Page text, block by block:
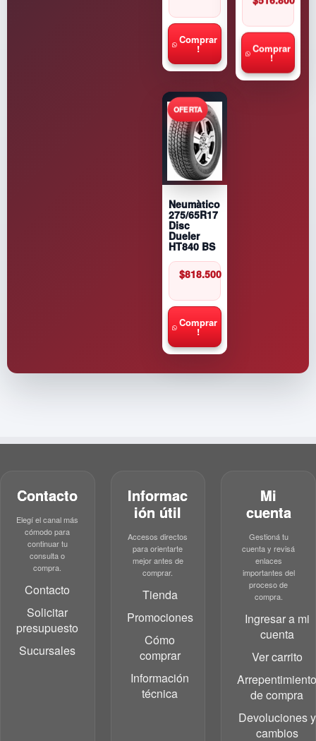
Comprar
! Comprar
!
Neumàtico
275/65R17
Disc
Dueler
HT840 BS
$818.500
Comprar
!
Contacto
Elegí el canal más
cómodo para
continuar tu
consulta o
compra.
Contacto
Solicitar
presupuesto
Sucursales
Informac
ión útil
Accesos directos
para orientarte
mejor antes de
comprar.
Tienda
Promociones
Cómo
comprar
Información
técnica
Mi
cuenta
Gestioná tu
cuenta y revisá
enlaces
importantes del
proceso de
compra.
Ingresar a mi
cuenta
Ver carrito
de compra
Devoluciones y
cambios